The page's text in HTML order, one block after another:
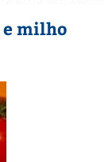
e milho